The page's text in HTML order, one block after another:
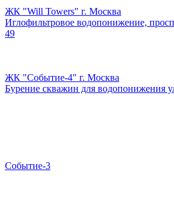
ЖК "Will Towers" г. Москва
Иглофильтровое водопонижение,
49
ЖК "Событие-4" г. Москва
Бурение скважин для водопонижения
Событие-3